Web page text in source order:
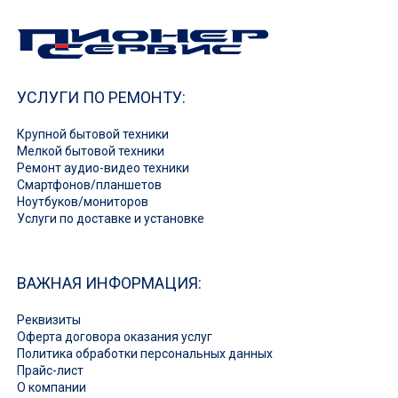
УСЛУГИ ПО РЕМОНТУ:
Крупной бытовой техники
Мелкой бытовой техники
Ремонт аудио-видео техники
Смартфонов/планшетов
Ноутбуков/мониторов
Услуги по доставке и установке
ВАЖНАЯ ИНФОРМАЦИЯ:
Реквизиты
Оферта договора оказания услуг
Политика обработки персональных данных
Прайс-лист
О компании